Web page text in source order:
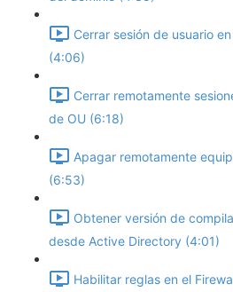
Cerrar sesión de usuario
(4:06)
Cerrar remotamente
de OU (6:18)
Apagar remotamente
(6:53)
Obtener versión de
desde Active Directory (4:01)
Habilitar reglas en el